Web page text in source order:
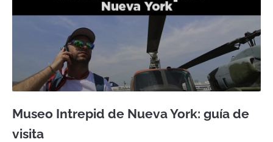
Museo Intrepid de Nueva York: guía de
visita